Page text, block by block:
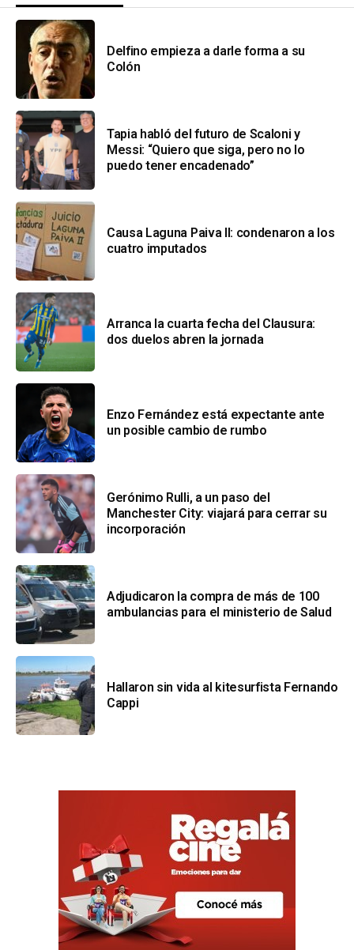
Delfino empieza a darle forma a su
Colón
Tapia habló del futuro de Scaloni y
Messi: “Quiero que siga, pero no lo
puedo tener encadenado”
Causa Laguna Paiva II: condenaron a los
cuatro imputados
Arranca la cuarta fecha del Clausura:
dos duelos abren la jornada
Enzo Fernández está expectante ante
un posible cambio de rumbo
Gerónimo Rulli, a un paso del
Manchester City: viajará para cerrar su
incorporación
Adjudicaron la compra de más de 100
ambulancias para el ministerio de Salud
Hallaron sin vida al kitesurfista Fernando
Cappi